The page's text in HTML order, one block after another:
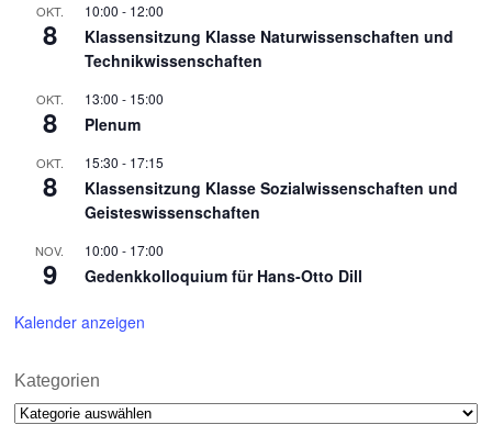
OKT.
8
10:00 - 12:00
Klassensitzung Klasse Naturwissenschaften und
Technikwissenschaften
OKT.
8
13:00 - 15:00
Plenum
OKT.
8
15:30 - 17:15
Klassensitzung Klasse Sozialwissenschaften und
Geisteswissenschaften
NOV.
9
10:00 - 17:00
Gedenkkolloquium für Hans-Otto Dill
Kalender anzeigen
Kategorien
Kategorien